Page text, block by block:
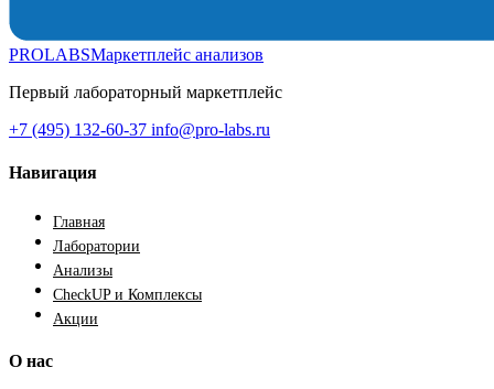
PROLABSМаркетплейс анализов
Первый лабораторный маркетплейс
+7 (495) 132-60-37 info@pro-labs.ru
Навигация
Главная
Лаборатории
Анализы
CheckUP и Комплексы
Акции
О нас